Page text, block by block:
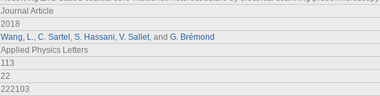
Journal Article
2018
Wang, L. C. Sartel S. Hassani V. Sallet , and G. Brémond
Applied Physics Letters
113
22
222103